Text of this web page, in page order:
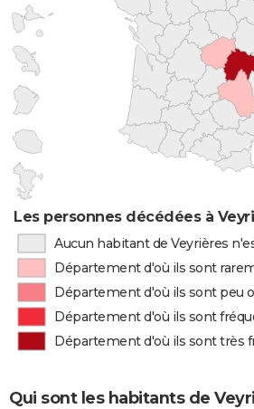
Les personnes décédées à
Aucun habitant de Veyrières
Département d'où ils sont
Département d'où ils sont peu
Département d'où ils sont
Département d'où ils sont très
Qui sont les habitants de